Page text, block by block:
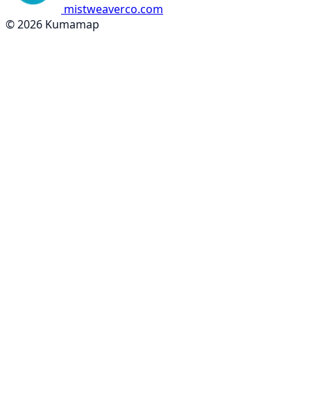
mistweaverco.com
© 2026 Kumamap